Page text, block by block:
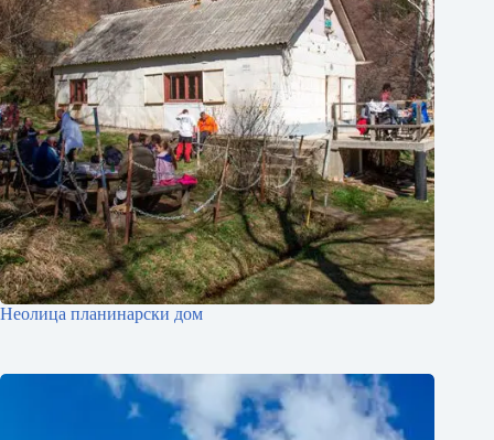
Неолица планинарски дом